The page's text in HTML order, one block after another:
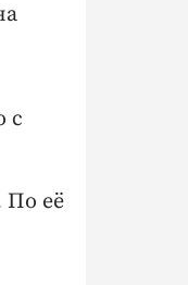
с
По её